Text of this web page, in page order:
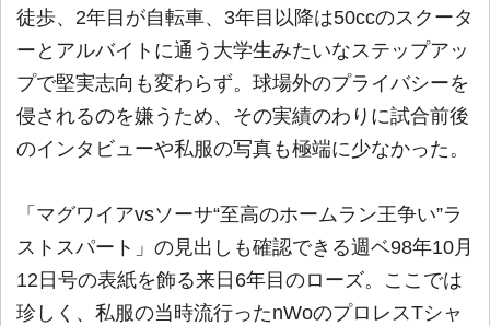
徒歩、2年目が自転車、3年目以降は50ccのスクータ
ーとアルバイトに通う大学生みたいなステップアッ
プで堅実志向も変わらず。球場外のプライバシーを
侵されるのを嫌うため、その実績のわりに試合前後
のインタビューや私服の写真も極端に少なかった。
「マグワイアvsソーサ“至高のホームラン王争い”ラ
ストスパート」の見出しも確認できる週ベ98年10月
12日号の表紙を飾る来日6年目のローズ。ここでは
珍しく、私服の当時流行ったnWoのプロレスTシャ